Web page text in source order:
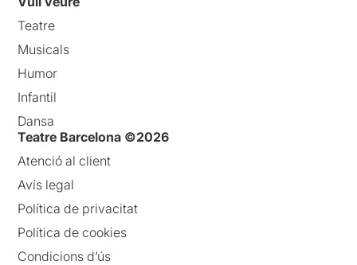
Teatre
Musicals
Humor
Infantil
Dansa
Teatre Barcelona ©2026
Atenció al client
Avís legal
Política de privacitat
Política de cookies
Condicions d’ús